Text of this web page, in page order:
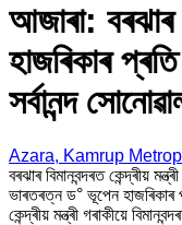
আজাৰা: বৰঝাৰ
হাজৰিকাৰ প্ৰতি
সৰ্বানন্দ
Azara, Kamrup
বৰঝাৰ বিমানবন্দৰত কেন্দ্ৰীয়
ভাৰতৰত্ন ড° ভূপেন হাজৰিকাৰ
কেন্দ্ৰীয় মন্ত্ৰী গৰাকীয়ে